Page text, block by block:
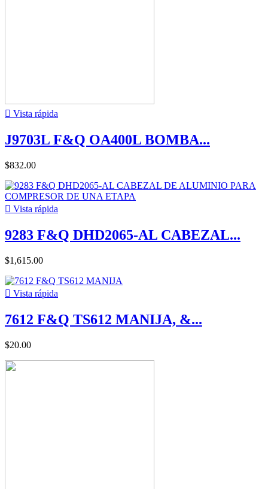
 Vista rápida
J9703L F&Q OA400L BOMBA...
$832.00
 Vista rápida
9283 F&Q DHD2065-AL CABEZAL...
$1,615.00
 Vista rápida
7612 F&Q TS612 MANIJA, &...
$20.00